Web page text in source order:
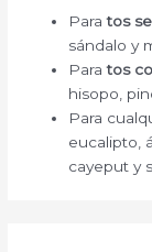
Paratos
sándalo y
Paratos
hisopo,
Para
eucalipto,
cayeput y